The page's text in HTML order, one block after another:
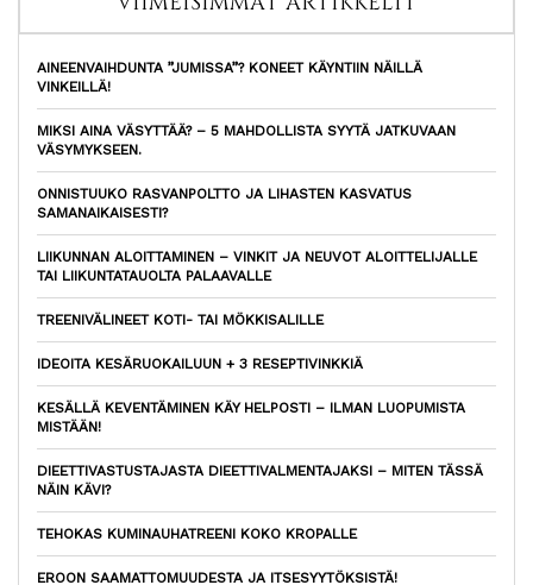
AINEENVAIHDUNTA ”JUMISSA”? KONEET KÄYNTIIN NÄILLÄ
VINKEILLÄ!
MIKSI AINA VÄSYTTÄÄ? – 5 MAHDOLLISTA SYYTÄ JATKUVAAN
VÄSYMYKSEEN.
ONNISTUUKO RASVANPOLTTO JA LIHASTEN KASVATUS
SAMANAIKAISESTI?
LIIKUNNAN ALOITTAMINEN – VINKIT JA NEUVOT ALOITTELIJALLE
TAI LIIKUNTATAUOLTA PALAAVALLE
TREENIVÄLINEET KOTI- TAI MÖKKISALILLE
IDEOITA KESÄRUOKAILUUN + 3 RESEPTIVINKKIÄ
KESÄLLÄ KEVENTÄMINEN KÄY HELPOSTI – ILMAN LUOPUMISTA
MISTÄÄN!
DIEETTIVASTUSTAJASTA DIEETTIVALMENTAJAKSI – MITEN TÄSSÄ
NÄIN KÄVI?
TEHOKAS KUMINAUHATREENI KOKO KROPALLE
EROON SAAMATTOMUUDESTA JA ITSESYYTÖKSISTÄ!